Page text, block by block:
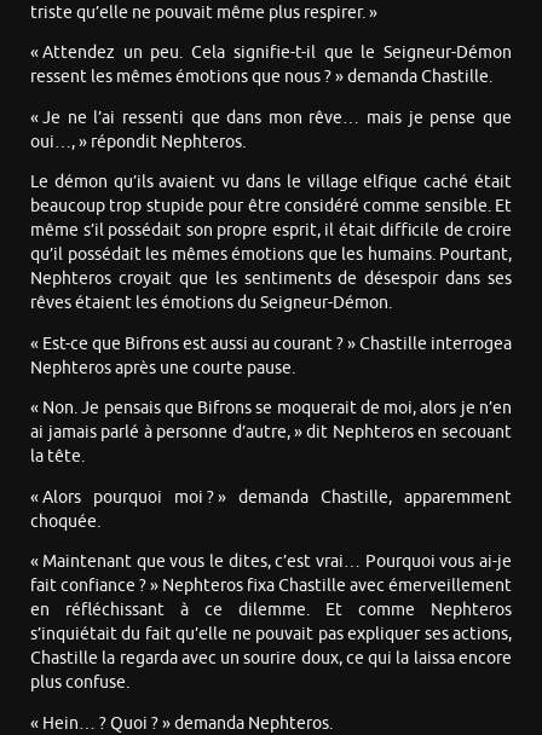
triste qu’elle ne pouvait même plus respirer. »
« Attendez un peu. Cela signifie-t-il que le Seigneur-Démon
ressent les mêmes émotions que nous ? » demanda Chastille.
« Je ne l’ai ressenti que dans mon rêve… mais je pense que
oui…, » répondit Nephteros.
Le démon qu’ils avaient vu dans le village elfique caché était
beaucoup trop stupide pour être considéré comme sensible. Et
même s’il possédait son propre esprit, il était difficile de croire
qu’il possédait les mêmes émotions que les humains. Pourtant,
Nephteros croyait que les sentiments de désespoir dans ses
rêves étaient les émotions du Seigneur-Démon.
« Est-ce que Bifrons est aussi au courant ? » Chastille interrogea
Nephteros après une courte pause.
« Non. Je pensais que Bifrons se moquerait de moi, alors je n’en
ai jamais parlé à personne d’autre, » dit Nephteros en secouant
la tête.
« Alors pourquoi moi ? » demanda Chastille, apparemment
choquée.
« Maintenant que vous le dites, c’est vrai… Pourquoi vous ai-je
fait confiance ? » Nephteros fixa Chastille avec émerveillement
en réfléchissant à ce dilemme. Et comme Nephteros
s’inquiétait du fait qu’elle ne pouvait pas expliquer ses actions,
Chastille la regarda avec un sourire doux, ce qui la laissa encore
plus confuse.
« Hein… ? Quoi ? » demanda Nephteros.